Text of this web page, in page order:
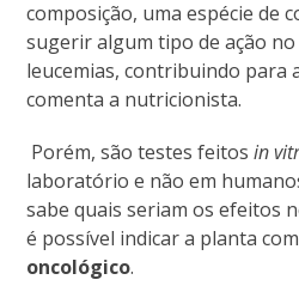
composição, uma espécie de
sugerir algum tipo de ação
leucemias, contribuindo para
comenta a nutricionista.
Porém, são testes feitosin
laboratório e não em
sabe quais seriam os efeitos
é possível indicar a planta
oncológico.